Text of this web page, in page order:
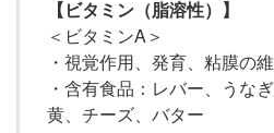
【ビタミン（脂溶性）】
＜ビタミンA＞
・視覚作用、発育、粘膜の
・含有食品：レバー、うな
黄、チーズ、バター